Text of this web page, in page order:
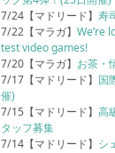
7/24【マドリード】寿
7/22【マラガ】We’re
test video games!
7/20【マラガ】 お茶・
7/17【マドリード】 国
催)
7/15【マドリード】高
タッフ募集
7/14【マドリード】 シ